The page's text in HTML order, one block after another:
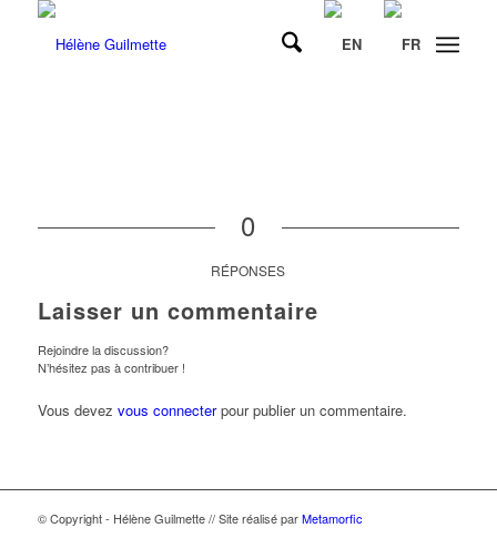
0
RÉPONSES
Laisser un commentaire
Rejoindre la discussion?
N’hésitez pas à contribuer !
Vous devez vous connecterpour publier un commentaire.
© Copyright - Hélène Guilmette // Site réalisé parMetamorfic